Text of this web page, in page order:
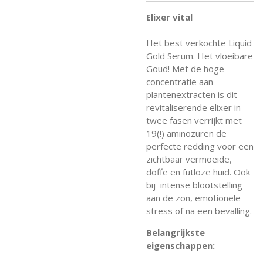
Elixer vital
Het best verkochte Liquid
Gold Serum. Het vloeibare
Goud! Met de hoge
concentratie aan
plantenextracten is dit
revitaliserende elixer in
twee fasen verrijkt met
19(!) aminozuren de
perfecte redding voor een
zichtbaar vermoeide,
doffe en futloze huid. Ook
bij intense blootstelling
aan de zon, emotionele
stress of na een bevalling.
Belangrijkste
eigenschappen: